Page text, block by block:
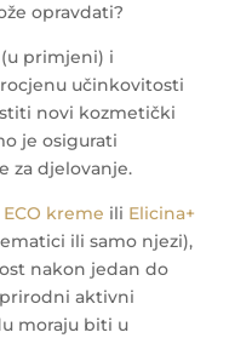
opravdati?
primjeni) i
učinkovitosti
novi kozmetički
je osigurati
za djelovanje.
kreme ili Elicina+
ili samo njezi),
nakon jedan do
prirodni aktivni
moraju biti u